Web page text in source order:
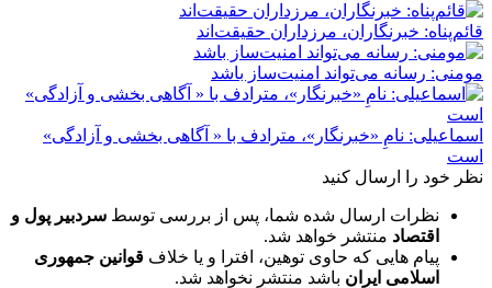
قائم‌پناه: ‏خبرنگاران، مرزداران حقیقت‌اند
مومنی: رسانه می‌تواند امنیت‌ساز باشد
اسماعیلی: نامِ «خبرنگار»، مترادف با « آگاهی بخشی و آزادگی»
است
نظر خود را ارسال کنید
نظرات ارسال شده شما، پس از بررسی توسط سردبیر پول و
اقتصاد منتشر خواهد شد.
پیام هایی که حاوی توهین، افترا و یا خلاف قوانین جمهوری
اسلامی ایران باشد منتشر نخواهد شد.